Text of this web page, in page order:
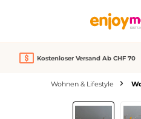
Kostenloser Versand Ab CHF 70
Wohnen & Lifestyle
Bildergalerie überspringen